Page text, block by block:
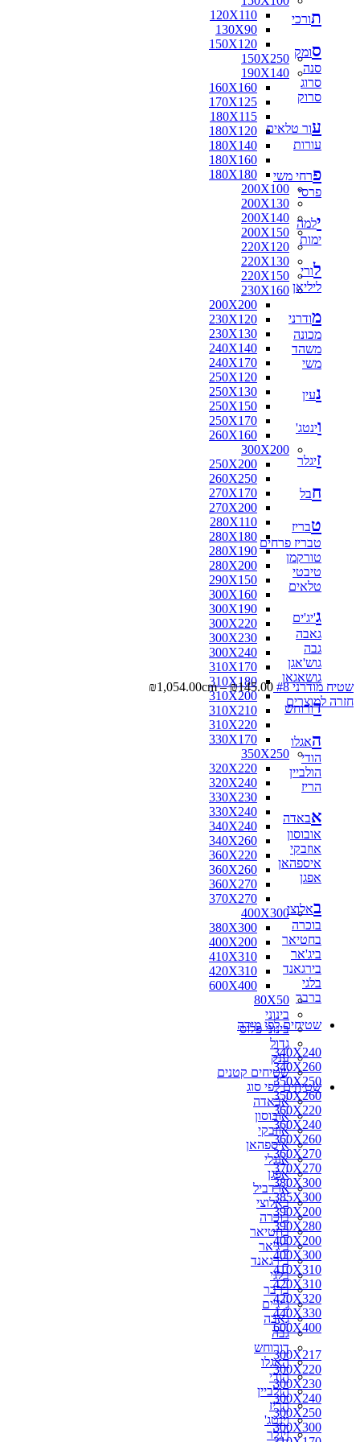
120X110
130X90
150X120
150X250
190X140
160X160
170X125
180X115
180X120
180X140
180X160
180X180
200X100
200X130
200X140
200X150
220X120
220X130
220X150
230X160
200X200
230X120
230X130
240X140
240X170
250X120
250X130
250X150
250X170
260X160
300X200
250X200
260X250
270X170
270X200
280X110
280X180
280X190
280X200
290X150
300X160
300X190
300X220
300X230
300X240
310X170
310X180
310X200
310X210
310X220
330X170
350X250
320X220
320X240
330X230
330X240
340X240
340X260
360X220
360X260
360X270
370X270
400X300
380X300
400X200
410X310
420X310
600X400
80X50
בינוני
בינוני פלוס
גדול
ענק
שטיחים קטנים
שטיחים לפי סוג
אבאדה
אובוסון
אוזבקי
איספהאן
אנגלי
אפגן
ארדביל
באלוצי
בוכרה
בחטיאר
ביג'אר
בירגאנד
בלגי
ברבר
ג'יג'ים
גאבה
גבה
דורוחש
האגלו
הודי
הולביין
הריז
וינטג'
זיגלר
תורכי
סומק
סנה
סרוג
סרוק
עור טלאים
עורות
פרחי משי
פרסי
ילמה
ימות
לורי
ליליאן
מודרני
מכונה
משהד
משי
נעין
וינטג'
זיגלר
חבל
טבריז
טבריז פרחים
טורקמן
טיבטי
טלאים
ג'יג'ים
גאבה
גבה
גוש'אגן
גושאגאן
דורוחש
האגלו
הודי
הולביין
הריז
אבאדה
אובוסון
אוזבקי
איספהאן
אפגן
באלוצי
בוכרה
בחטיאר
ביג'אר
בירגאנד
בלגי
ברבר
שטיחים לפי מידה
340X240
340X260
350X250
350X260
360X220
360X240
360X260
360X270
370X270
380X300
385X300
390X200
390X280
400X200
400X300
410X310
420X310
420X320
440X330
600X400
300X217
300X220
300X230
300X240
300X250
300X300
שטיח מודרני #8 ₪145.00
–
₪1,054.00cm
חזרה למוצרים